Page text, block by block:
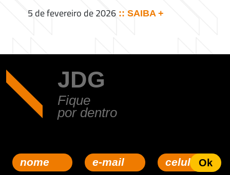
5 de fevereiro de 2026 :: SAIBA +
JDG
Fique
por dentro